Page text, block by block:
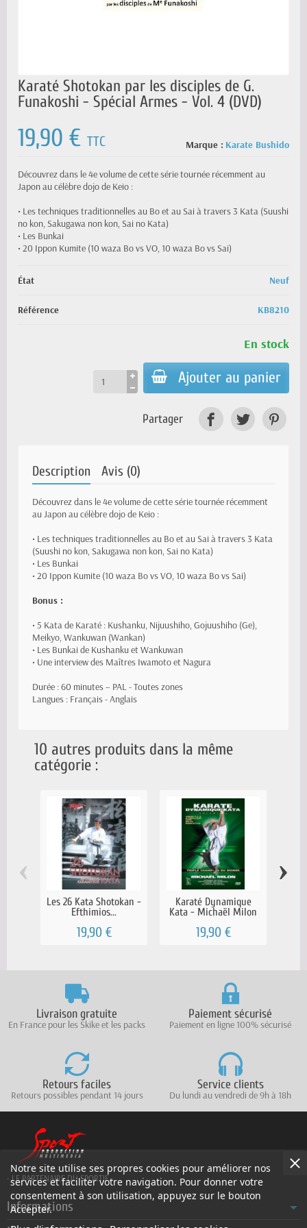
Karaté Shotokan par les disciples de G.
Funakoshi - Spécial Armes - Vol. 4 (DVD)
Marque : Karate Bushido
19,90 € TTC
Découvrez dans le 4e volume de cette série tournée récemment au
Japon au célèbre dojo de Keio :
• Les techniques traditionnelles au Bo et au Sai à travers 3 Kata (Suushi
no kon, Sakugawa non kon, Sai no Kata)
• Les Bunkai
• 20 Ippon Kumite (10 waza Bo vs VO, 10 waza Bo vs Sai)
État Neuf
Référence KB8210
En stock
Ajouter au panier
Partager
Description Avis (0)
Découvrez dans le 4e volume de cette série tournée récemment
au Japon au célèbre dojo de Keio :
• Les techniques traditionnelles au Bo et au Sai à travers 3 Kata
(Suushi no kon, Sakugawa non kon, Sai no Kata)
• Les Bunkai
• 20 Ippon Kumite (10 waza Bo vs VO, 10 waza Bo vs Sai)
Bonus :
• 5 Kata de Karaté : Kushanku, Nijuushiho, Gojuushiho (Ge),
Meikyo, Wankuwan (Wankan)
• Les Bunkai de Kushanku et Wankuwan
• Une interview des Maîtres Iwamoto et Nagura
Durée : 60 minutes – PAL - Toutes zones
Langues : Français - Anglais
10 autres produits dans la même
catégorie :
Les 26 Kata Shotokan -
Efthimios...
19,90 €
Karaté Dynamique
Kata - Michaël Milon
19,90 €
‹ ›
Livraison gratuite
En France pour les Skike et les packs
Paiement sécurisé
Paiement en ligne 100% sécurisé
Retours faciles
Retours possibles pendant 14 jours
Service clients
Du lundi au vendredi de 9h à 18h
- LE PARTENAIRE DU SPORTIF -
Informations
Notre site utilise ses propres cookies pour améliorer nos
services et faciliter votre navigation. Pour donner votre
consentement à son utilisation, appuyez sur le bouton
Accepter.